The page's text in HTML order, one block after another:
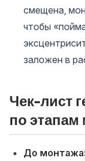
смещена,
чтобы
заложен в
Чек-лист
по этапам
До монтажа: